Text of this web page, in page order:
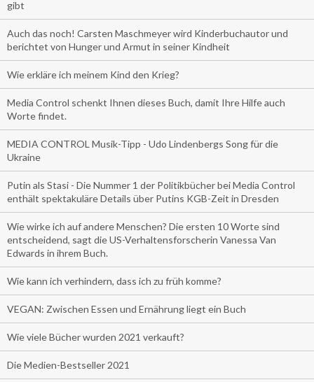
gibt
Auch das noch! Carsten Maschmeyer wird Kinderbuchautor und
berichtet von Hunger und Armut in seiner Kindheit
Wie erkläre ich meinem Kind den Krieg?
Media Control schenkt Ihnen dieses Buch, damit Ihre Hilfe auch
Worte findet.
MEDIA CONTROL Musik-Tipp - Udo Lindenbergs Song für die
Ukraine
Putin als Stasi - Die Nummer 1 der Politikbücher bei Media Control
enthält spektakuläre Details über Putins KGB-Zeit in Dresden
Wie wirke ich auf andere Menschen? Die ersten 10 Worte sind
entscheidend, sagt die US-Verhaltensforscherin Vanessa Van
Edwards in ihrem Buch.
Wie kann ich verhindern, dass ich zu früh komme?
VEGAN: Zwischen Essen und Ernährung liegt ein Buch
Wie viele Bücher wurden 2021 verkauft?
Die Medien-Bestseller 2021